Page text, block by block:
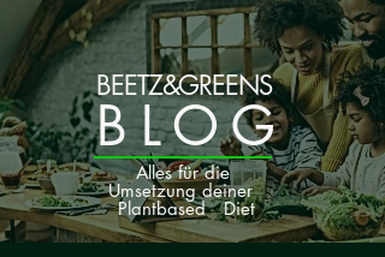
BEETZ&GREENS
BLOG
Alles für die
Umsetzung deiner
Plantbased Diet